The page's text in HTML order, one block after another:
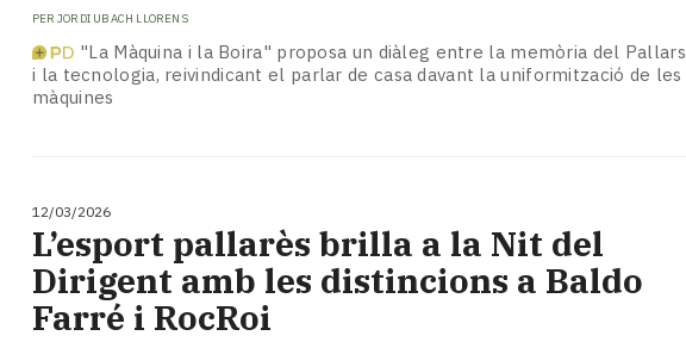
PER JORDI UBACH LLORENS
"La Màquina i la Boira" proposa un diàleg entre la memòria del Pallars
i la tecnologia, reivindicant el parlar de casa davant la uniformització de les
màquines
12/03/2026
L’esport pallarès brilla a la Nit del
Dirigent amb les distincions a Baldo
Farré i RocRoi